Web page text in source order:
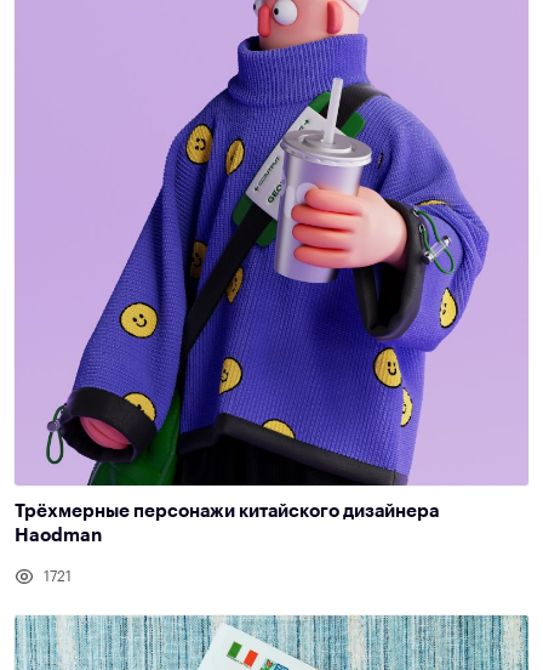
Трёхмерные персонажи китайского дизайнера
Haodman
1721